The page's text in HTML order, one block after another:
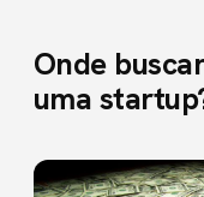
Onde
uma